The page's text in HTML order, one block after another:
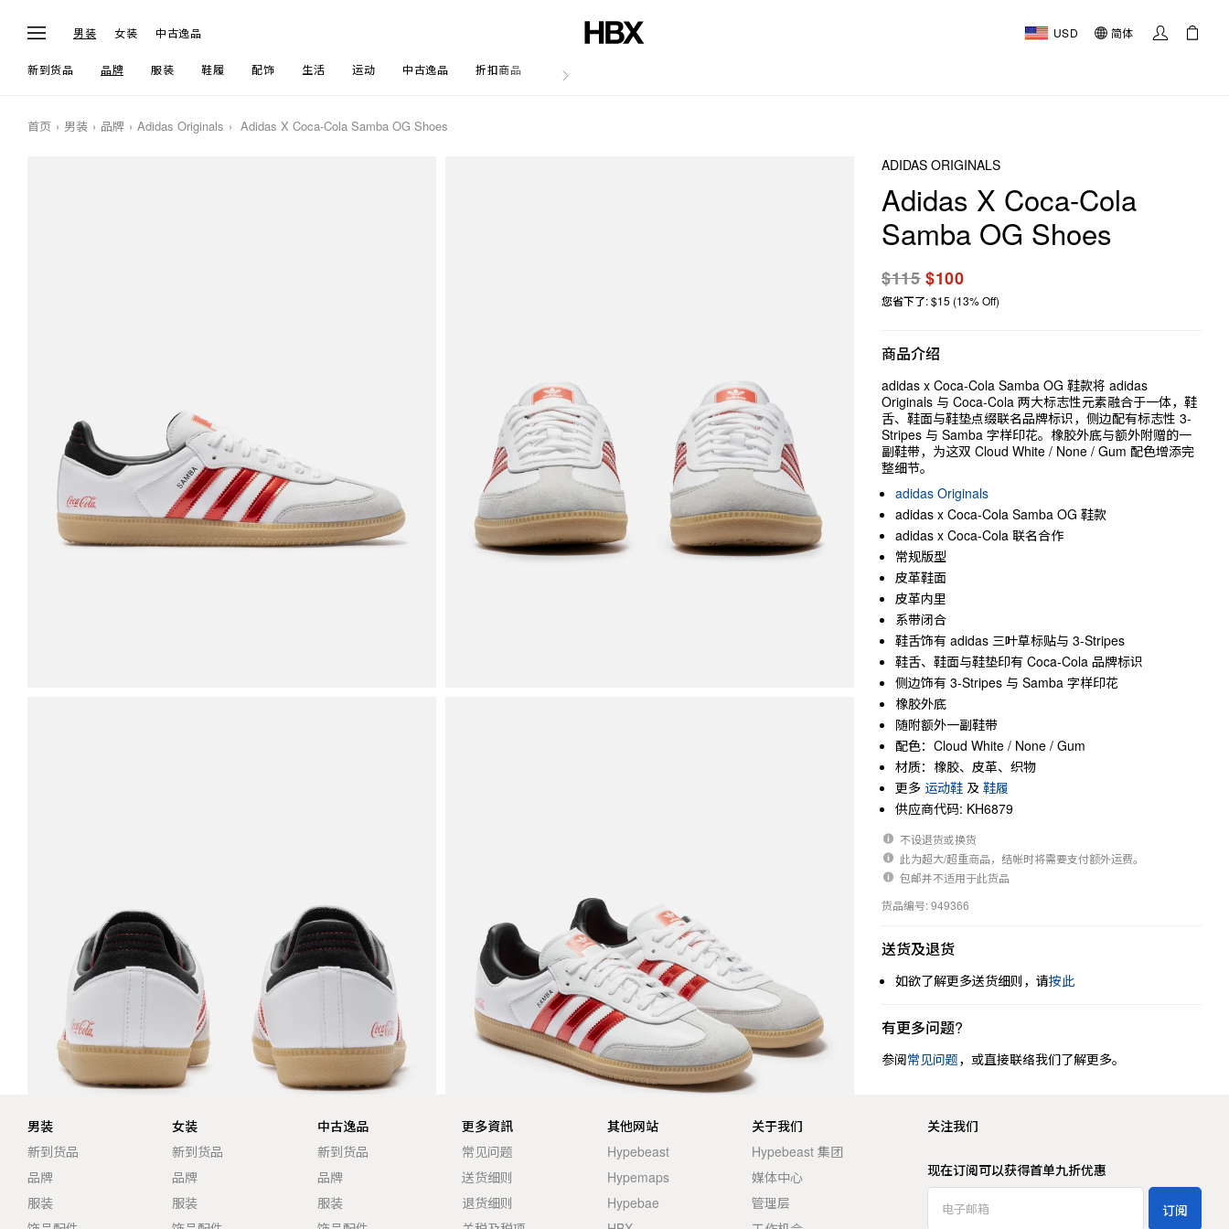
男装 女装 中古逸品 USD 简体
新到货品 品牌 服装 鞋履 配饰 生活 运动 中古逸品 折扣商品 文章
首页 男装 品牌 Adidas Originals Adidas X Coca-Cola Samba OG Shoes
ADIDAS ORIGINALS
Adidas X Coca-Cola
Samba OG Shoes
$115$100
您省下了: $15 (13% Off)
商品介绍
adidas x Coca-Cola Samba OG 鞋款将 adidas
Originals 与 Coca-Cola 两大标志性元素融合于一体，鞋
舌、鞋面与鞋垫点缀联名品牌标识，侧边配有标志性 3-
Stripes 与 Samba 字样印花。橡胶外底与额外附赠的一
副鞋带，为这双 Cloud White / None / Gum 配色增添完
整细节。
adidas Originals
adidas x Coca-Cola Samba OG 鞋款
adidas x Coca-Cola 联名合作
常规版型
皮革鞋面
皮革内里
系带闭合
鞋舌饰有 adidas 三叶草标贴与 3-Stripes
鞋舌、鞋面与鞋垫印有 Coca-Cola 品牌标识
侧边饰有 3-Stripes 与 Samba 字样印花
橡胶外底
随附额外一副鞋带
配色：Cloud White / None / Gum
材质：橡胶、皮革、织物
更多 运动鞋 及 鞋履
供应商代码: KH6879
不设退货或换货
此为超大/超重商品，结帐时将需要支付额外运费。
包邮并不适用于此货品
货品编号: 949366
送货及退货
如欲了解更多送货细则，请按此
有更多问题?
参阅常见问题，或直接联络我们了解更多。
男装
新到货品
品牌
服装
女装
新到货品
品牌
服装
中古逸品
新到货品
品牌
服装
更多資訊
常见问题
送货细则
退货细则
其他网站
Hypebeast
Hypemaps
Hypebae
关于我们
Hypebeast 集团
媒体中心
管理层
关注我们
现在订阅可以获得首单九折优惠
订阅